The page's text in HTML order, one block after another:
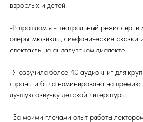
взрослых и детей.
-В прошлом я - театральный режиссер, в
оперы, мюзиклы, симфонические сказки
спектакль на андалузском диалекте.
-Я озвучила более 40 аудиокниг для
страны и была номинирована на премию
лучшую озвучку детской литературы.
-За моими плечами опыт работы